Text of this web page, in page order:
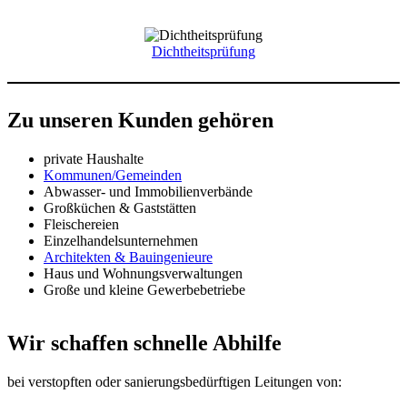
Dichtheitsprüfung
Zu unseren Kunden gehören
private Haushalte
Kommunen/Gemeinden
Abwasser- und Immobilienverbände
Großküchen & Gaststätten
Fleischereien
Einzelhandelsunternehmen
Architekten & Bauingenieure
Haus und Wohnungsverwaltungen
Große und kleine Gewerbebetriebe
Wir schaffen schnelle Abhilfe
bei verstopften oder sanierungsbedürftigen Leitungen von: